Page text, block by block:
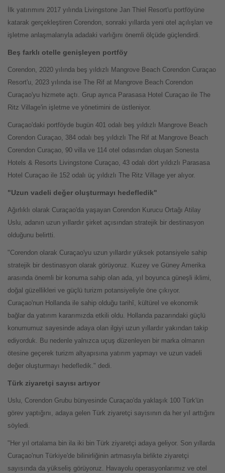
İlk yatırımını 2017 yılında Livingstone Jan Thiel Resort'u portföyüne
katarak gerçekleştiren Corendon, sonraki yıllarda yeni otel açılışları ve
işletme anlaşmalarıyla adadaki varlığını önemli ölçüde güçlendirdi.
Beş farklı otelle genişleyen portföy
Corendon, 2020 yılında beş yıldızlı Mangrove Beach Corendon Curaçao
Resort'u, 2023 yılında ise The Rif at Mangrove Beach Corendon
Curaçao'yu hizmete açtı. Grup ayrıca Parasasa Hotel Curaçao ile The
Ritz Village'in işletme ve yönetimini de üstleniyor.
Curaçao'daki portföyde bugün 401 odalı beş yıldızlı Mangrove Beach
Corendon Curaçao, 384 odalı beş yıldızlı The Rif at Mangrove Beach
Corendon Curaçao, 90 villa ve 114 otel odasından oluşan Sonesta
Hotels & Resorts Livingstone Curaçao, 43 odalı dört yıldızlı Parasasa
Hotel Curaçao ile 152 odalı üç yıldızlı The Ritz Village yer alıyor.
"Uzun vadeli değer oluşturmayı hedefledik"
Ağırlıklı olarak Curaçao'da yaşayan Corendon Kurucu Ortağı Atilay
Uslu, adanın uzun yıllardır şirket açısından stratejik bir destinasyon
olduğunu belirtti.
"Corendon olarak Curaçao'yu uzun yıllardır yüksek potansiyele sahip
stratejik bir destinasyon olarak görüyoruz. Kuzey ve Güney Amerika
arasında önemli bir konuma sahip olan ada, yıl boyunca güneşli iklimi,
doğal güzellikleri ve güçlü turizm potansiyeliyle öne çıkıyor.
Curaçao'nun Hollanda ile sahip olduğu tarihî, kültürel ve ekonomik
bağlar da yatırım kararımızda etkili oldu. Hollanda pazarındaki güçlü
konumumuz sayesinde adaya olan ilgiyi uzun yıllardır yakından takip
ediyorduk. Bu nedenle yalnızca uçuş düzenleyen bir marka olmanın
ötesine geçerek turizm altyapısına yatırım yapmayı ve uzun vadeli
değer oluşturmayı hedefledik." dedi.
Türk ziyaretçi sayısı artıyor
Uslu, Corendon Grubu bünyesinde Curaçao'da yaklaşık 100 Türk'ün
görev yaptığını, adaya gelen Türk ziyaretçi sayısının da her yıl arttığını
söyledi.
"Her yıl ortalama bin ila iki bin Türk ziyaretçi adaya geliyor. Son yıllarda
Curaçao'nun Türkiye'de bilinirliğinin artmasıyla birlikte ziyaretçi
sayısında da yükseliş görüyoruz. Havayolu operasyonlarımız ve otel